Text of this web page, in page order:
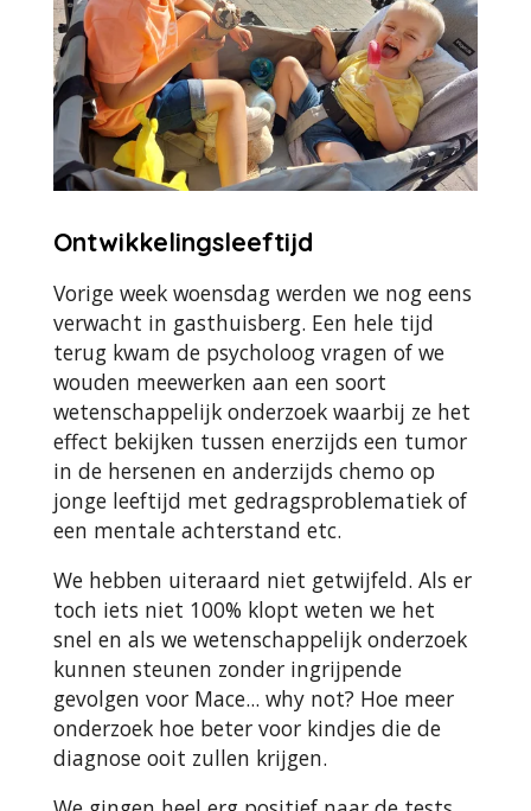
Ontwikkelingsleeftijd
Vorige week woensdag werden we nog eens
verwacht in gasthuisberg. Een hele tijd
terug kwam de psycholoog vragen of we
wouden meewerken aan een soort
wetenschappelijk onderzoek waarbij ze het
effect bekijken tussen enerzijds een tumor
in de hersenen en anderzijds chemo op
jonge leeftijd met gedragsproblematiek of
een mentale achterstand etc.
We hebben uiteraard niet getwijfeld. Als er
toch iets niet 100% klopt weten we het
snel en als we wetenschappelijk onderzoek
kunnen steunen zonder ingrijpende
gevolgen voor Mace... why not? Hoe meer
onderzoek hoe beter voor kindjes die de
diagnose ooit zullen krijgen.